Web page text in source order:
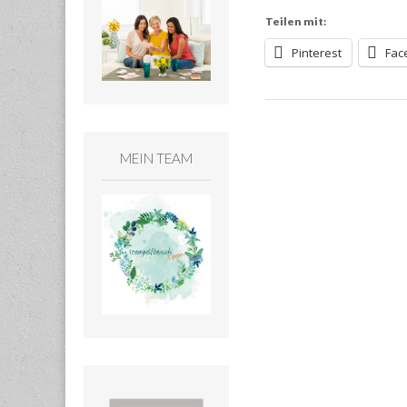
Teilen mit:
Pinterest
MEIN TEAM